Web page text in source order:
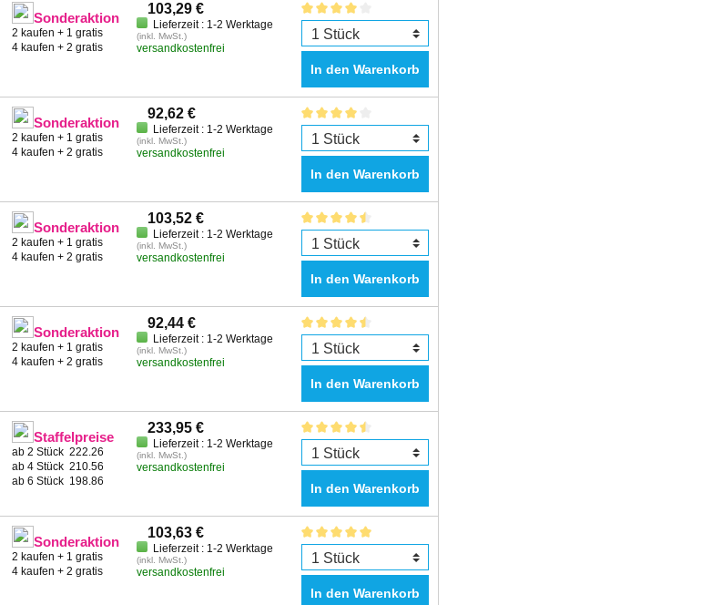
Sonderaktion
2 kaufen + 1 gratis
4 kaufen + 2 gratis
103,29 €
Lieferzeit : 1-2 Werktage
(inkl. MwSt.)
versandkostenfrei
In den Warenkorb
Sonderaktion
2 kaufen + 1 gratis
4 kaufen + 2 gratis
92,62 €
Lieferzeit : 1-2 Werktage
(inkl. MwSt.)
versandkostenfrei
In den Warenkorb
Sonderaktion
2 kaufen + 1 gratis
4 kaufen + 2 gratis
103,52 €
Lieferzeit : 1-2 Werktage
(inkl. MwSt.)
versandkostenfrei
In den Warenkorb
Sonderaktion
2 kaufen + 1 gratis
4 kaufen + 2 gratis
92,44 €
Lieferzeit : 1-2 Werktage
(inkl. MwSt.)
versandkostenfrei
In den Warenkorb
Staffelpreise
ab 2 Stück222.26
ab 4 Stück210.56
ab 6 Stück 198.86
233,95 €
Lieferzeit : 1-2 Werktage
(inkl. MwSt.)
versandkostenfrei
In den Warenkorb
Sonderaktion
2 kaufen + 1 gratis
4 kaufen + 2 gratis
103,63 €
Lieferzeit : 1-2 Werktage
(inkl. MwSt.)
versandkostenfrei
In den Warenkorb